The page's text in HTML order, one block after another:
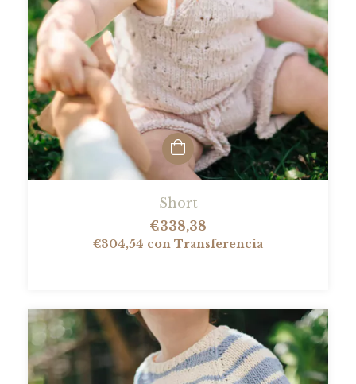
Short
€338,38
€304,54 con Transferencia